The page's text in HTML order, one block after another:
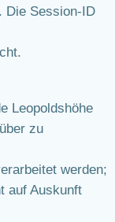
Die Session-ID
Leopoldshöhe
zu
werden;
auf Auskunft